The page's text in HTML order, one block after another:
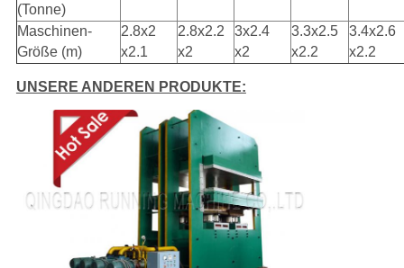
(Tonne)
Maschinen-
Größe (m)
2.8x2
x2.1
2.8x2.2
x2
3x2.4
x2
3.3x2.5
x2.2
3.4x2.6
x2.2
UNSERE ANDEREN PRODUKTE: